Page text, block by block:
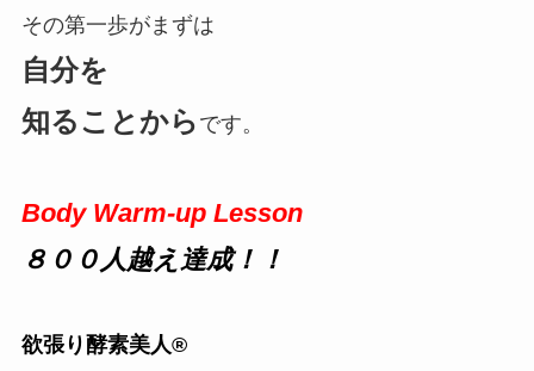
その第一歩がまずは
自分を
知ることから です。
Body Warm-up Lesson
８００人越え達成！！
欲張り酵素美人®